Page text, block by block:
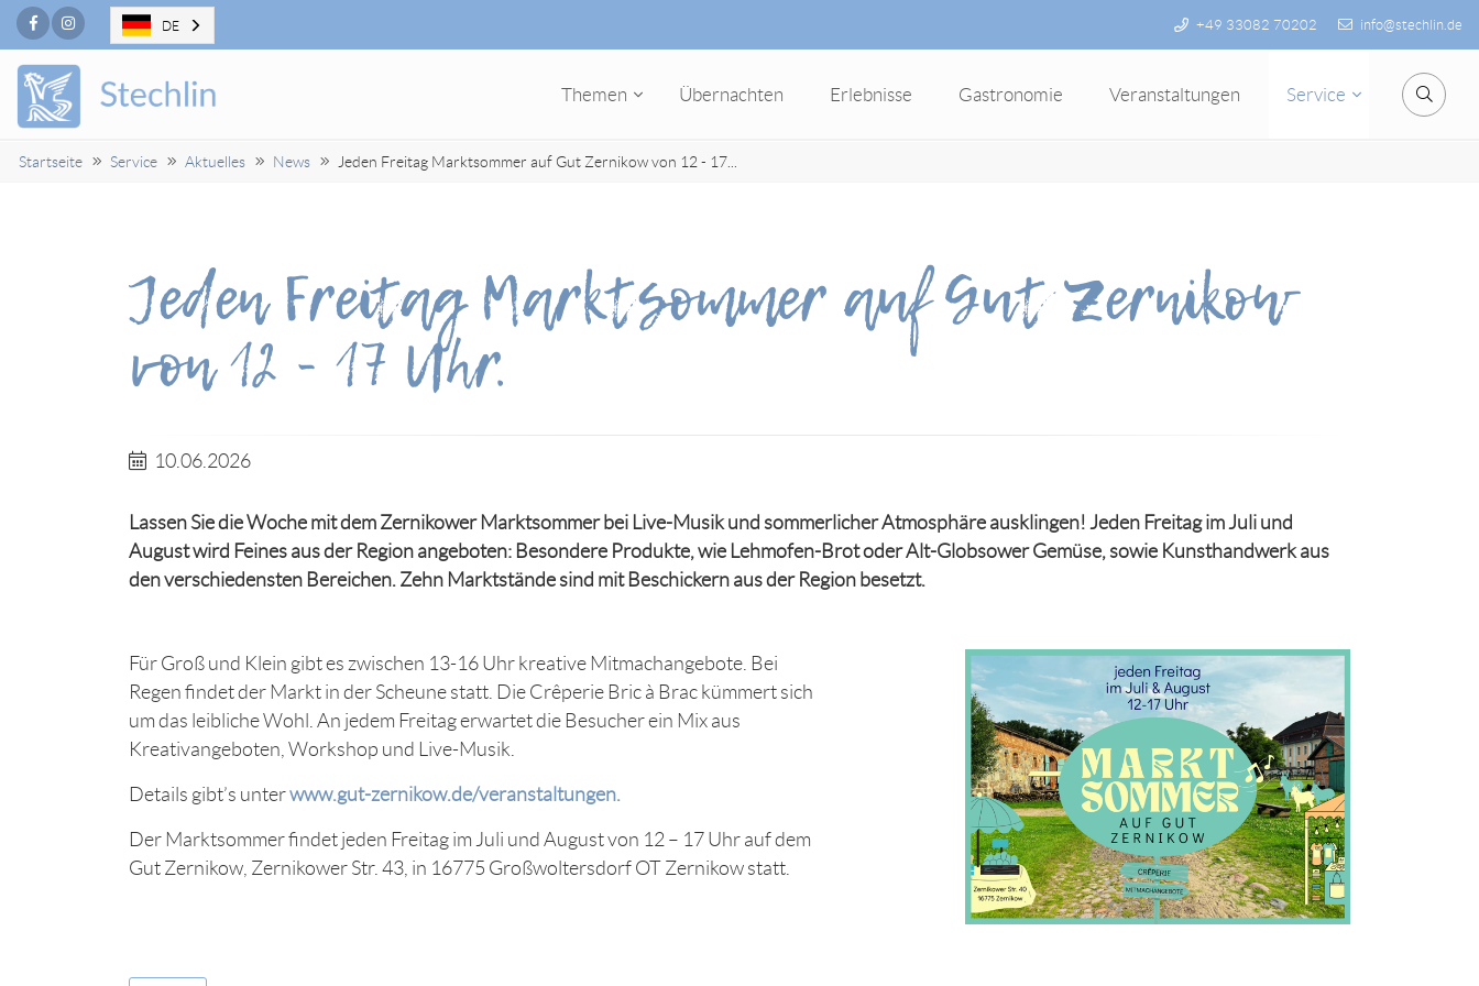
FacebookInstagram +49 33082 70202 info@stechlin.de
Themen Übernachten Erlebnisse Gastronomie Veranstaltungen Service Suche
Startseite Service Aktuelles News Jeden Freitag Marktsommer auf Gut Zernikow von 12 - 17...
Jeden Freitag Marktsommer auf Gut Zernikow
von 12 - 17 Uhr.
10.06.2026
Lassen Sie die Woche mit dem Zernikower Marktsommer bei Live-Musik und sommerlicher Atmosphäre ausklingen! Jeden Freitag im Juli und
August wird Feines aus der Region angeboten: Besondere Produkte, wie Lehmofen-Brot oder Alt-Globsower Gemüse, sowie Kunsthandwerk aus
den verschiedensten Bereichen. Zehn Marktstände sind mit Beschickern aus der Region besetzt.
Für Groß und Klein gibt es zwischen 13-16 Uhr kreative Mitmachangebote. Bei
Regen findet der Markt in der Scheune statt. Die Crêperie Bric à Brac kümmert sich
um das leibliche Wohl. An jedem Freitag erwartet die Besucher ein Mix aus
Kreativangeboten, Workshop und Live-Musik.
Details gibt’s unterwww.gut-zernikow.de/veranstaltungen.
Der Marktsommer findet jeden Freitag im Juli und August von 12 – 17 Uhr auf dem
Gut Zernikow, Zernikower Str. 43, in 16775 Großwoltersdorf OT Zernikow statt.
DE